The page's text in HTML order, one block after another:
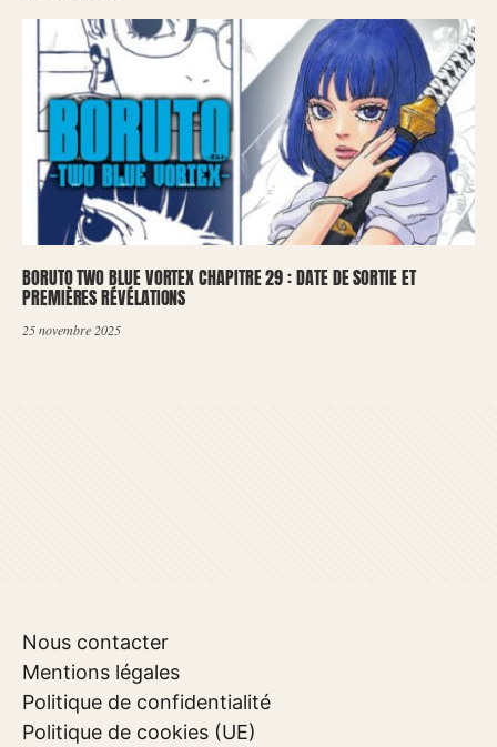
BORUTO TWO BLUE VORTEX CHAPITRE 29 : DATE DE SORTIE ET
PREMIÈRES RÉVÉLATIONS
25 novembre 2025
Nous contacter
Mentions légales
Politique de confidentialité
Politique de cookies (UE)